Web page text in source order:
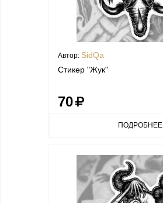
Автор: SidQa
Стикер "Жук"
70
ПОДРОБНЕЕ